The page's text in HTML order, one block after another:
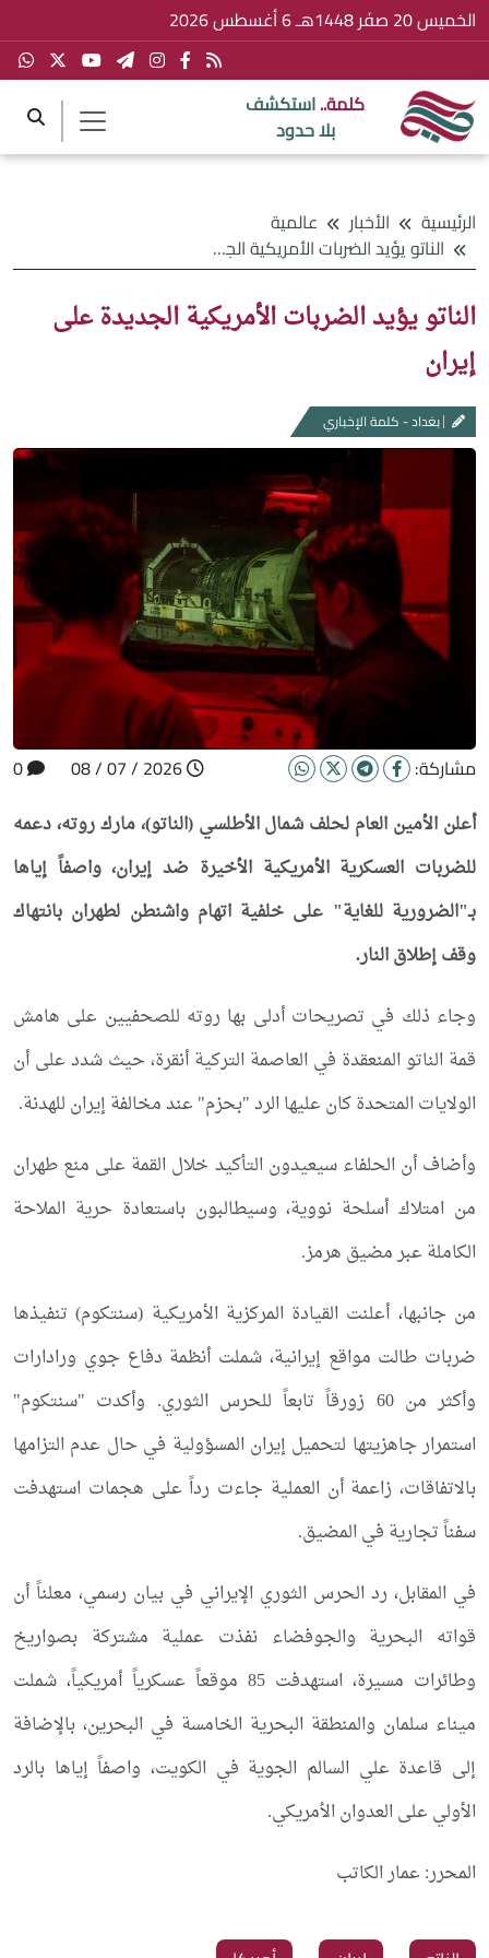
الخميس 20 صفَر 1448هـ 6 أغسطس 2026
كلمة..استكشف
بلا حدود
الرئيسية الأخبار
عالمية
الناتو يؤيد الضربات الأمريكية الجديدة على إيران
الناتو يؤيد الضربات الأمريكية الجديدة على
إيران
بغداد - كلمة الإخباري
مشاركة:
أعلن الأمين العام لحلف شمال الأطلسي (الناتو)، مارك روته، دعمه
للضربات العسكرية الأمريكية الأخيرة ضد إيران، واصفاً إياها
بـ"الضرورية للغاية" على خلفية اتهام واشنطن لطهران بانتهاك
وقف إطلاق النار.
وجاء ذلك في تصريحات أدلى بها روته للصحفيين على هامش
قمة الناتو المنعقدة في العاصمة التركية أنقرة، حيث شدد على أن
الولايات المتحدة كان عليها الرد "بحزم" عند مخالفة إيران للهدنة.
وأضاف أن الحلفاء سيعيدون التأكيد خلال القمة على منع طهران
من امتلاك أسلحة نووية، وسيطالبون باستعادة حرية الملاحة
الكاملة عبر مضيق هرمز.
من جانبها، أعلنت القيادة المركزية الأمريكية (سنتكوم) تنفيذها
ضربات طالت مواقع إيرانية، شملت أنظمة دفاع جوي ورادارات
وأكثر من 60 زورقاً تابعاً للحرس الثوري. وأكدت "سنتكوم"
استمرار جاهزيتها لتحميل إيران المسؤولية في حال عدم التزامها
بالاتفاقات، زاعمة أن العملية جاءت رداً على هجمات استهدفت
سفناً تجارية في المضيق.
في المقابل، رد الحرس الثوري الإيراني في بيان رسمي، معلناً أن
قواته البحرية والجوفضاء نفذت عملية مشتركة بصواريخ
وطائرات مسيرة، استهدفت 85 موقعاً عسكرياً أمريكياً، شملت
ميناء سلمان والمنطقة البحرية الخامسة في البحرين، بالإضافة
إلى قاعدة علي السالم الجوية في الكويت، واصفاً إياها بالرد
الأولي على العدوان الأمريكي.
المحرر: عمار الكاتب